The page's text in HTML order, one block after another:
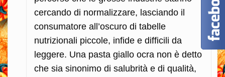
cercando di normalizzare, lasciando il
consumatore all’oscuro di tabelle
nutrizionali piccole, infide e difficili da
leggere. Una pasta giallo ocra non è detto
che sia sinonimo di salubrità e di qualità,